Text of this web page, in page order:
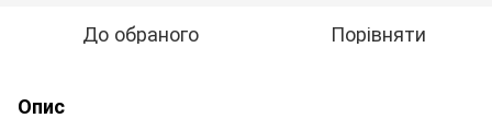
До обраного Порівняти
Опис